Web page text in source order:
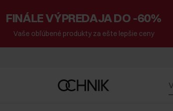
FINÁLE VÝPREDAJA DO -60%
Vaše obľúbené produkty za ešte lepšie ceny